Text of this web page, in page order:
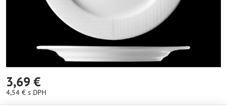
3,69 €
4,54 € s DPH